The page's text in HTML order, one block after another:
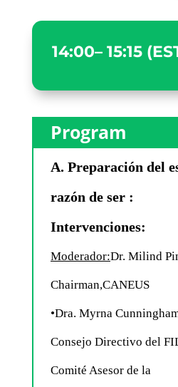
14:00– 15:15
Program
A. Preparación del
razón de ser :
Intervenciones:
Moderador:Dr. Milind
Chairman,CANEUS
•Dra. Myrna
Consejo Directivo del
Comité Asesor de la